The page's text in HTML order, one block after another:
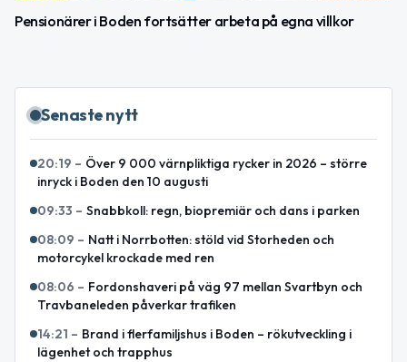
Pensionärer i Boden fortsätter arbeta på egna villkor
Senaste nytt
20:19 – Över 9 000 värnpliktiga rycker in 2026 – större
inryck i Boden den 10 augusti
09:33 – Snabbkoll: regn, biopremiär och dans i parken
08:09 – Natt i Norrbotten: stöld vid Storheden och
motorcykel krockade med ren
08:06 – Fordonshaveri på väg 97 mellan Svartbyn och
Travbaneleden påverkar trafiken
14:21 – Brand i flerfamiljshus i Boden – rökutveckling i
lägenhet och trapphus